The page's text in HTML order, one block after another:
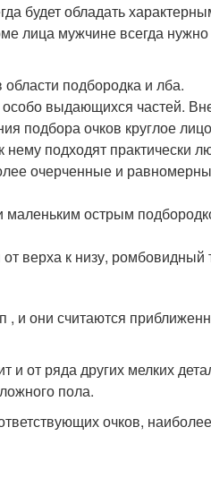
будет обладать
лица мужчине всегда
подбородка и лба.
выдающихся частей.
подбора очков круглое
нему подходят практически
очерченные и
острым
верха к низу,
и они считаются
и от ряда других мелких
пола.
очков,